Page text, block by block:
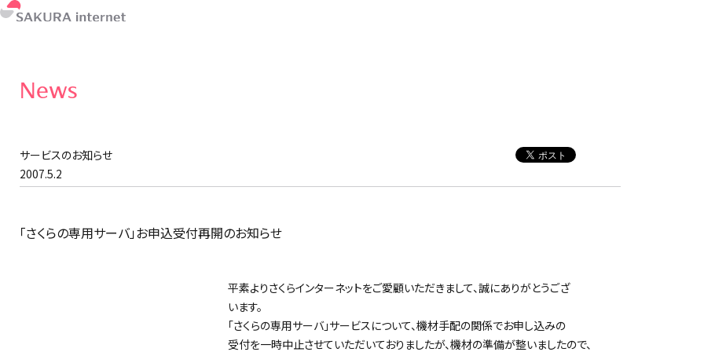
News
サービスのお知らせ
2007.5.2
「さくらの専用サーバ」お申込受付再開のお知らせ
平素よりさくらインターネットをご愛顧いただきまして、誠にありがとうござ
います。
「さくらの専用サーバ」サービスについて、機材手配の関係でお申し込みの
受付を一時中止させていただいておりましたが、機材の準備が整いましたので、